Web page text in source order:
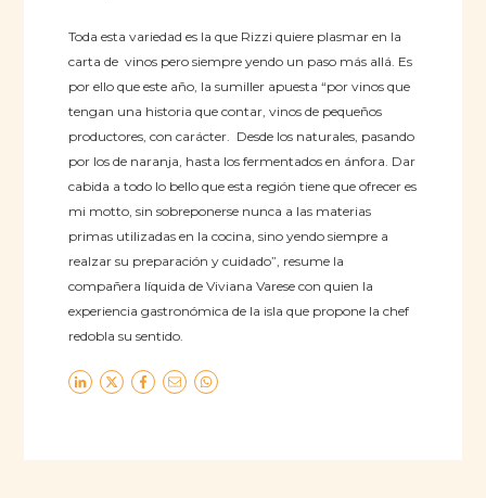
Toda esta variedad es la que Rizzi quiere plasmar en la
carta de vinos pero siempre yendo un paso más allá. Es
por ello que este año, la sumiller apuesta “por vinos que
tengan una historia que contar, vinos de pequeños
productores, con carácter. Desde los naturales, pasando
por los de naranja, hasta los fermentados en ánfora. Dar
cabida a todo lo bello que esta región tiene que ofrecer es
mi motto, sin sobreponerse nunca a las materias
primas utilizadas en la cocina, sino yendo siempre a
realzar su preparación y cuidado”, resume la
compañera líquida de Viviana Varese con quien la
experiencia gastronómica de la isla que propone la chef
redobla su sentido.